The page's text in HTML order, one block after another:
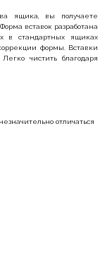
ящика, вы получаете
вставок разработана
в стандартных ящиках
формы. Вставки
чистить благодаря
отличаться